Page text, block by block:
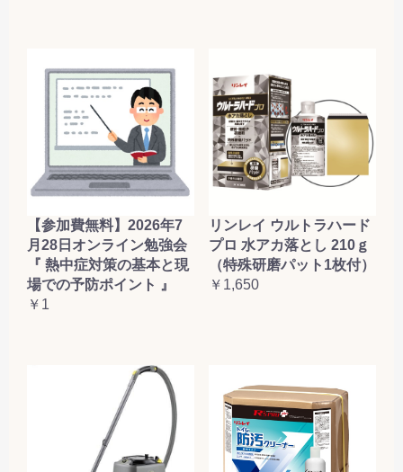
【参加費無料】2026年7
月28日オンライン勉強会
『 熱中症対策の基本と現
場での予防ポイント 』
￥1
リンレイ ウルトラハード
プロ 水アカ落とし 210ｇ
（特殊研磨パット1枚付）
￥1,650